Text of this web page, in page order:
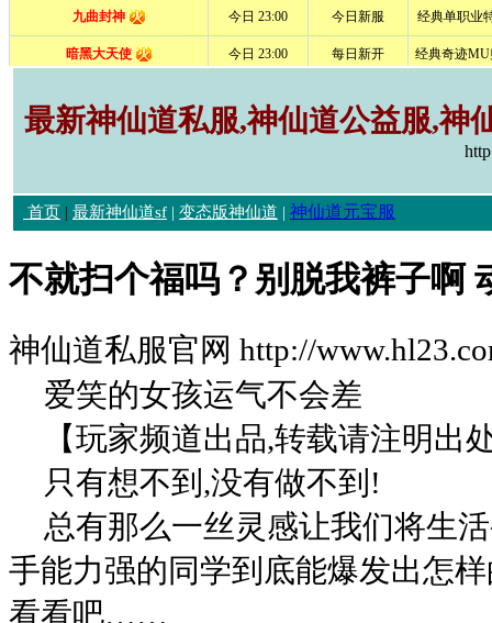
最新神仙道私服,神仙道公益服,神
首页 | 最新神仙道sf | 变态版神仙道 | 神仙道元宝服
不就扫个福吗？别脱我裤子啊
神仙道私服官网 http://
爱笑的女孩运气不会差
【玩家频道出品,转载请注明出
只有想不到,没有做不到!
总有那么一丝灵感让我们将生
手能力强的同学到底能爆发出怎
看看吧……